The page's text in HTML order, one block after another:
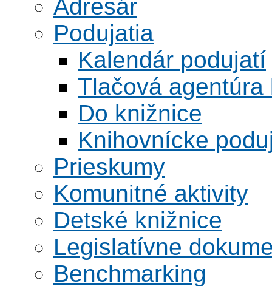
Adresár
Podujatia
Kalendár podujatí
Tlačová agentúra
Do knižnice
Knihovnícke
Prieskumy
Komunitné aktivity
Detské knižnice
Legislatívne
Benchmarking